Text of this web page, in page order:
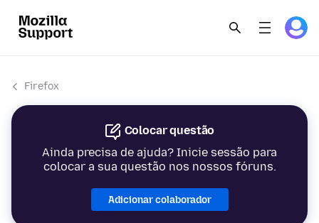
Firefox
Colocar questão
Ainda precisa de ajuda? Inicie sessão para
colocar a sua questão nos nossos fóruns.
Adicionar colaborador